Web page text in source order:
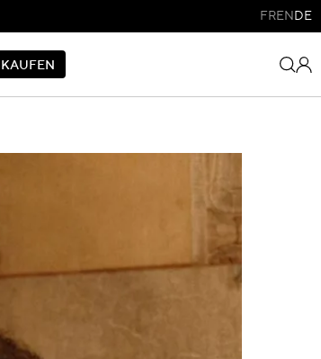
FREN DE
KAU F E N
KAUFEN